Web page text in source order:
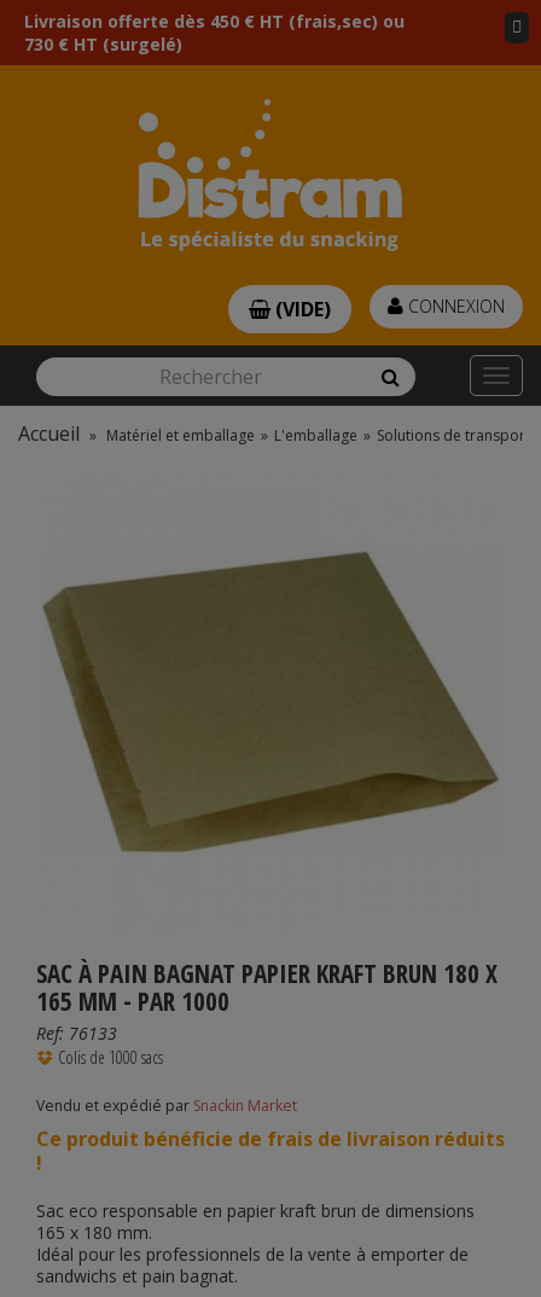
Livraison offerte dès 450 € HT (frais,sec) ou
730 € HT (surgelé)
Rechercher Rechercher
CONNEXION
(VIDE)
Accueil » Matériel et emballage » L'emballage » Solutions de transport
SAC À PAIN BAGNAT PAPIER KRAFT BRUN 180 X
165 MM - PAR 1000
Ref: 76133
Colis de 1000 sacs
Vendu et expédié par Snackin Market
Ce produit bénéficie de frais de livraison réduits
!
Sac eco responsable en papier kraft brun de dimensions
165 x 180 mm.
Idéal pour les professionnels de la vente à emporter de
sandwichs et pain bagnat.